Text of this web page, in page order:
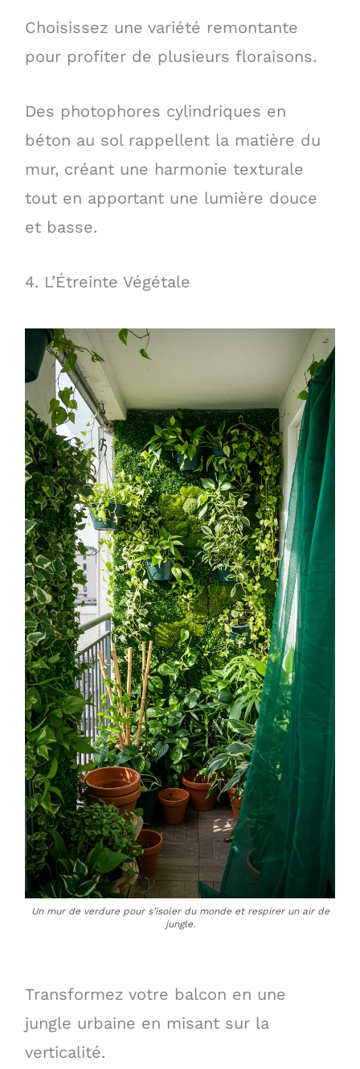
Choisissez une variété remontante
pour profiter de plusieurs floraisons.
Des photophores cylindriques en
béton au sol rappellent la matière du
mur, créant une harmonie texturale
tout en apportant une lumière douce
et basse.
4. L’Étreinte Végétale
Un mur de verdure pour s’isoler du monde et respirer un air de
jungle.
Transformez votre balcon en une
jungle urbaine en misant sur la
verticalité.